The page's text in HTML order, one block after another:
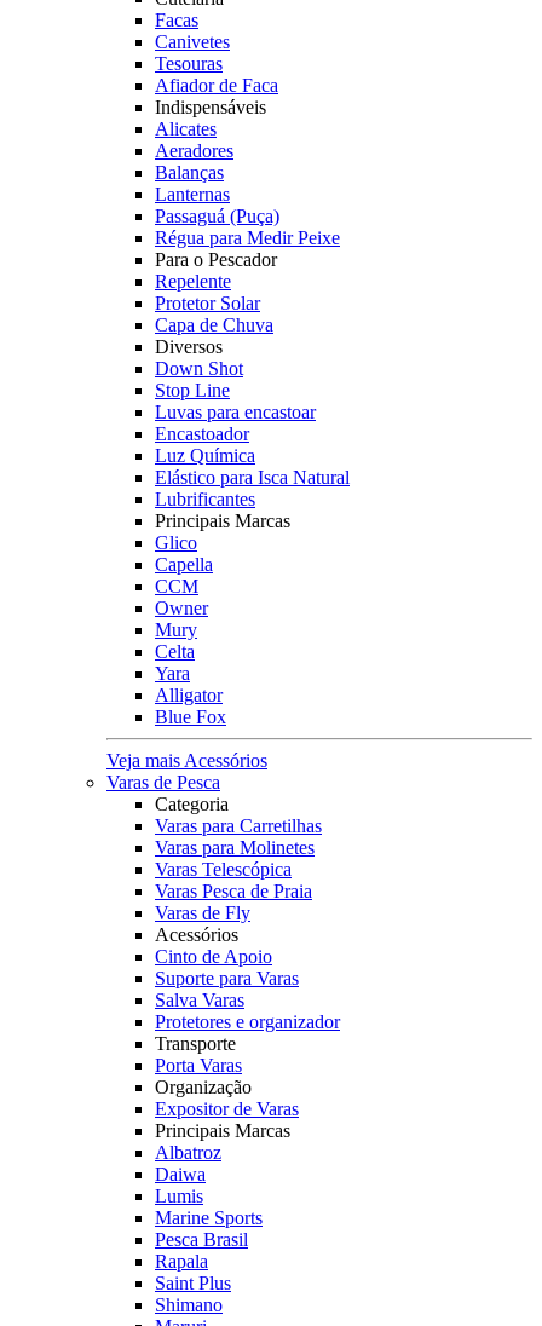
Facas
Canivetes
Tesouras
Afiador de Faca
Indispensáveis
Alicates
Aeradores
Balanças
Lanternas
Passaguá (Puça)
Régua para Medir Peixe
Para o Pescador
Repelente
Protetor Solar
Capa de Chuva
Diversos
Down Shot
Stop Line
Luvas para encastoar
Encastoador
Luz Química
Elástico para Isca Natural
Lubrificantes
Principais Marcas
Glico
Capella
CCM
Owner
Mury
Celta
Yara
Alligator
Blue Fox
Veja mais Acessórios
Varas de Pesca
Categoria
Varas para Carretilhas
Varas para Molinetes
Varas Telescópica
Varas Pesca de Praia
Varas de Fly
Acessórios
Cinto de Apoio
Suporte para Varas
Salva Varas
Protetores e organizador
Transporte
Porta Varas
Organização
Expositor de Varas
Principais Marcas
Albatroz
Daiwa
Lumis
Marine Sports
Pesca Brasil
Rapala
Saint Plus
Shimano